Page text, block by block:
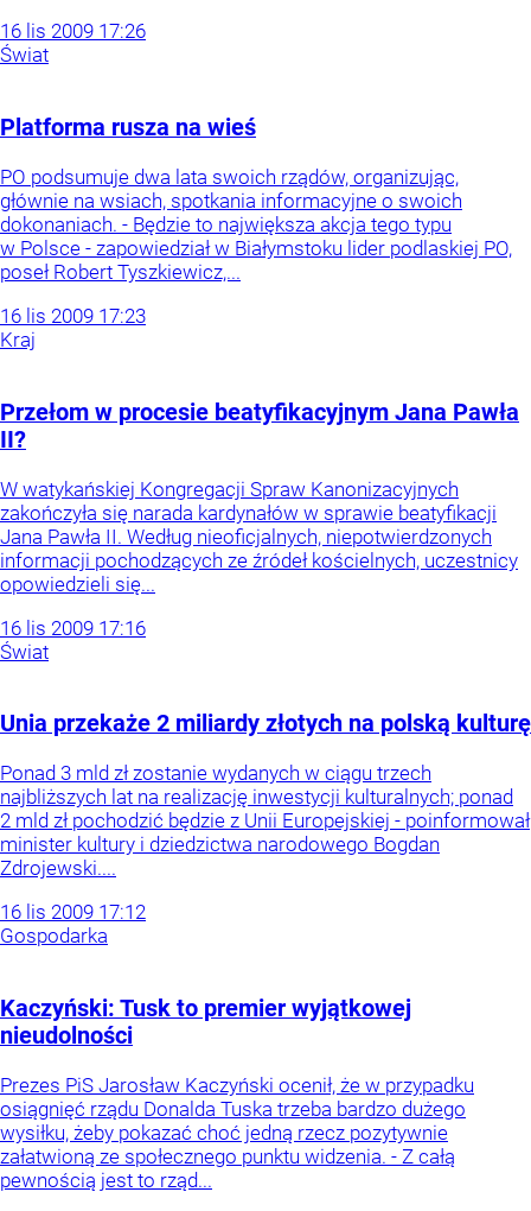
16 lis 2009 17:26
Świat
Platforma rusza na wieś
PO podsumuje dwa lata swoich rządów, organizując,
głównie na wsiach, spotkania informacyjne o swoich
dokonaniach. - Będzie to największa akcja tego typu
w Polsce - zapowiedział w Białymstoku lider podlaskiej PO,
poseł Robert Tyszkiewicz,...
16 lis 2009 17:23
Kraj
Przełom w procesie beatyfikacyjnym Jana Pawła
II?
W watykańskiej Kongregacji Spraw Kanonizacyjnych
zakończyła się narada kardynałów w sprawie beatyfikacji
Jana Pawła II. Według nieoficjalnych, niepotwierdzonych
informacji pochodzących ze źródeł kościelnych, uczestnicy
opowiedzieli się...
16 lis 2009 17:16
Świat
Unia przekaże 2 miliardy złotych na polską kulturę
Ponad 3 mld zł zostanie wydanych w ciągu trzech
najbliższych lat na realizację inwestycji kulturalnych; ponad
2 mld zł pochodzić będzie z Unii Europejskiej - poinformował
minister kultury i dziedzictwa narodowego Bogdan
Zdrojewski....
16 lis 2009 17:12
Gospodarka
Kaczyński: Tusk to premier wyjątkowej
nieudolności
Prezes PiS Jarosław Kaczyński ocenił, że w przypadku
osiągnięć rządu Donalda Tuska trzeba bardzo dużego
wysiłku, żeby pokazać choć jedną rzecz pozytywnie
załatwioną ze społecznego punktu widzenia. - Z całą
pewnością jest to rząd...